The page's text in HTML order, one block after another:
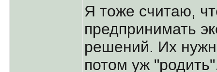
Я тоже считаю,
предпринимать
решений. Их
потом уж